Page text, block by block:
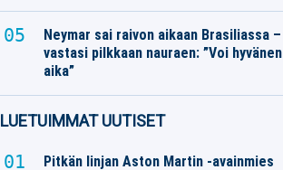
Neymar sai raivon aikaan Brasiliassa –
vastasi pilkkaan nauraen: ”Voi hyvänen
aika”
LUETUIMMAT UUTISET
Pitkän linjan Aston Martin -avainmies